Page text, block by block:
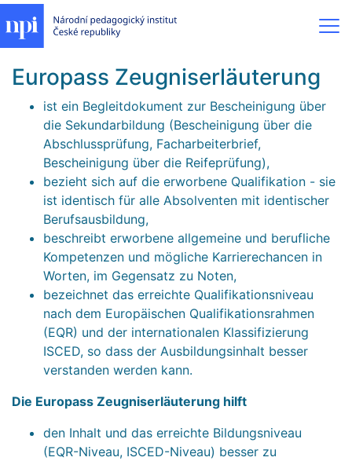
Europass Zeugniserläuterung
ist ein Begleitdokument zur Bescheinigung über
die Sekundarbildung (Bescheinigung über die
Abschlussprüfung, Facharbeiterbrief,
Bescheinigung über die Reifeprüfung),
bezieht sich auf die erworbene Qualifikation - sie
ist identisch für alle Absolventen mit identischer
Berufsausbildung,
beschreibt erworbene allgemeine und berufliche
Kompetenzen und mögliche Karrierechancen in
Worten, im Gegensatz zu Noten,
bezeichnet das erreichte Qualifikationsniveau
nach dem Europäischen Qualifikationsrahmen
(EQR) und der internationalen Klassifizierung
ISCED, so dass der Ausbildungsinhalt besser
verstanden werden kann.
Die Europass Zeugniserläuterung hilft
den Inhalt und das erreichte Bildungsniveau
(EQR-Niveau, ISCED-Niveau) besser zu